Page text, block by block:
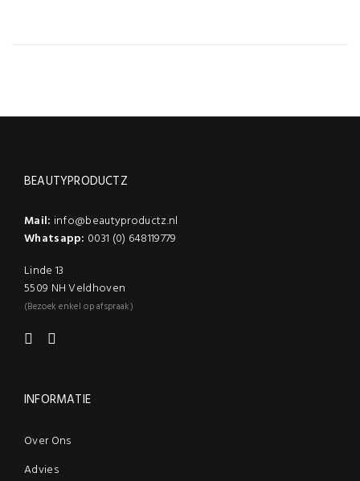
BEAUTYPRODUCTZ
Mail: info@beautyproductz.nl
Whatsapp: 0031 (0) 648119779
Linde 13
5509 NH Veldhoven
(Bezoek enkel op afspraak)
INFORMATIE
Over Ons
Advies